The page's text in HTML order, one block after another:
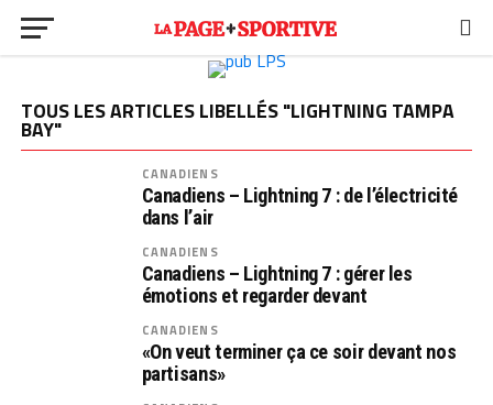
TOUS LES ARTICLES LIBELLÉS "LIGHTNING TAMPA
BAY"
CANADIENS
Canadiens – Lightning 7 : de l’électricité
dans l’air
CANADIENS
Canadiens – Lightning 7 : gérer les
émotions et regarder devant
CANADIENS
«On veut terminer ça ce soir devant nos
partisans»